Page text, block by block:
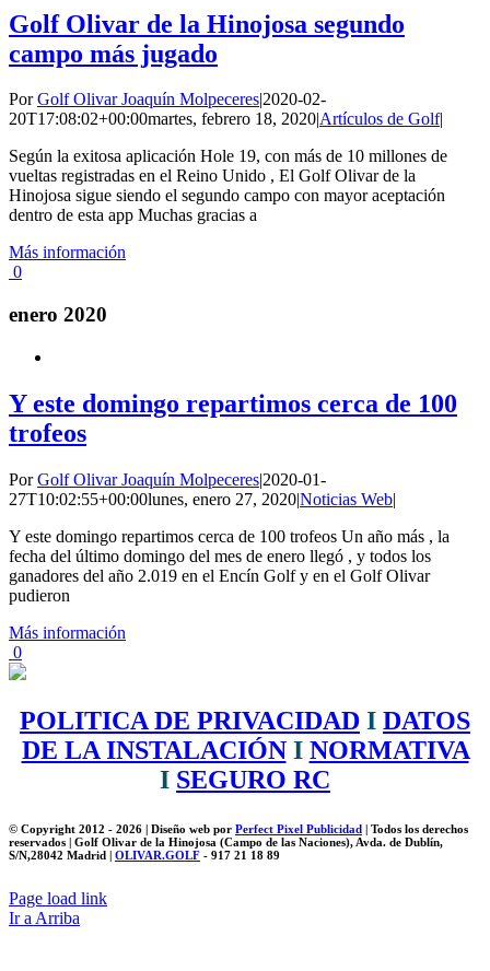
Golf Olivar de la Hinojosa segundo
campo más jugado
PorGolf Olivar Joaquín Molpeceres|2020-02-
20T17:08:02+00:00martes, febrero 18, 2020|Artículos de Golf|
Según la exitosa aplicación Hole 19, con más de 10 millones de
vueltas registradas en el Reino Unido , El Golf Olivar de la
Hinojosa sigue siendo el segundo campo con mayor aceptación
dentro de esta app Muchas gracias a
Más información
0
enero 2020
Y este domingo repartimos cerca de 100
trofeos
PorGolf Olivar Joaquín Molpeceres|2020-01-
27T10:02:55+00:00lunes, enero 27, 2020|Noticias Web|
Y este domingo repartimos cerca de 100 trofeos Un año más , la
fecha del último domingo del mes de enero llegó , y todos los
ganadores del año 2.019 en el Encín Golf y en el Golf Olivar
pudieron
Más información
0
POLITICA DE PRIVACIDAD I DATOS
DE LA INSTALACIÓNI NORMATIVA
I SEGURO RC
© Copyright 2012 - 2026 | Diseño web por Perfect Pixel Publicidad | Todos los derechos
reservados | Golf Olivar de la Hinojosa (Campo de las Naciones), Avda. de Dublín,
S/N,28042 Madrid | OLIVAR.GOLF - 917 21 18 89
Page load link
Ir a Arriba